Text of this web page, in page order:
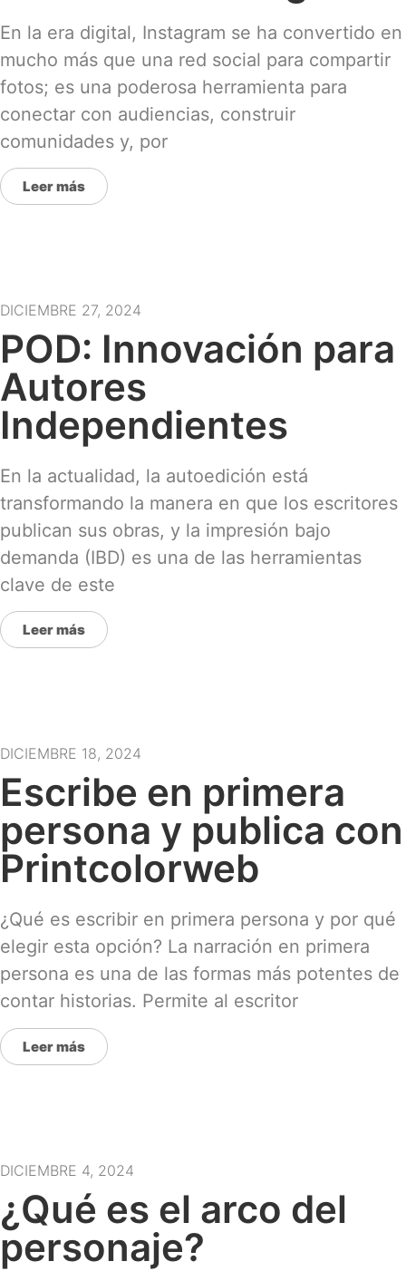
En la era digital, Instagram se ha convertido en
mucho más que una red social para compartir
fotos; es una poderosa herramienta para
conectar con audiencias, construir
comunidades y, por
Leer más
DICIEMBRE 27, 2024
POD: Innovación para
Autores
Independientes
En la actualidad, la autoedición está
transformando la manera en que los escritores
publican sus obras, y la impresión bajo
demanda (IBD) es una de las herramientas
clave de este
Leer más
DICIEMBRE 18, 2024
Escribe en primera
persona y publica con
Printcolorweb
¿Qué es escribir en primera persona y por qué
elegir esta opción? La narración en primera
persona es una de las formas más potentes de
contar historias. Permite al escritor
Leer más
DICIEMBRE 4, 2024
¿Qué es el arco del
personaje?